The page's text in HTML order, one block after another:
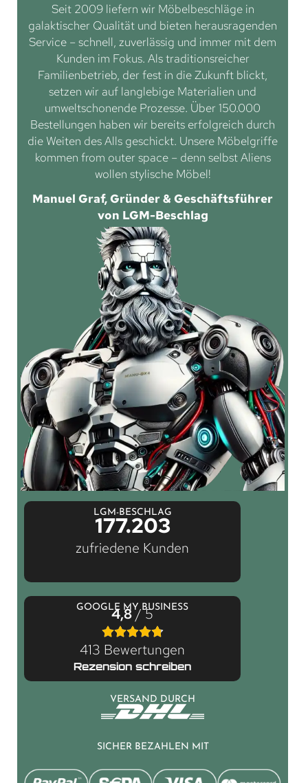
Seit 2009 liefern wir Möbelbeschläge in
galaktischer Qualität und bieten herausragenden
Service – schnell, zuverlässig und immer mit dem
Kunden im Fokus. Als traditionsreicher
Familienbetrieb, der fest in die Zukunft blickt,
setzen wir auf langlebige Materialien und
umweltschonende Prozesse. Über 150.000
Bestellungen haben wir bereits erfolgreich durch
die Weiten des Alls geschickt. Unsere Möbelgriffe
kommen from outer space – denn selbst Aliens
wollen stylische Möbel!
Manuel Graf, Gründer & Geschäftsführer
von LGM-Beschlag
LGM-BESCHLAG
177.203
zufriedene Kunden
GOOGLE MY BUSINESS
4,8/ 5
413 Bewertungen
Rezension schreiben
VERSAND DURCH
SICHER BEZAHLEN MIT